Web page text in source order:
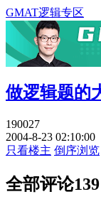
GMAT逻辑专区
做逻辑题的
190027
2004-8-23 02:10:00
只看楼主 倒序浏览
全部评论139